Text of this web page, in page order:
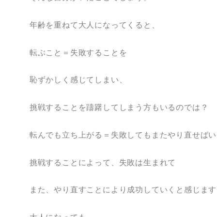
年齢を重ねて大人になってくると、
転ぶこと＝失敗することを
恥ずかしく感じてしまい、
挑戦することを躊躇してしまう方もいるのでは？
転んでも立ち上がる＝失敗してもまたやり直せば
挑戦することによって、失敗は生まれて
また、やり直すことにより成功していくと感じま